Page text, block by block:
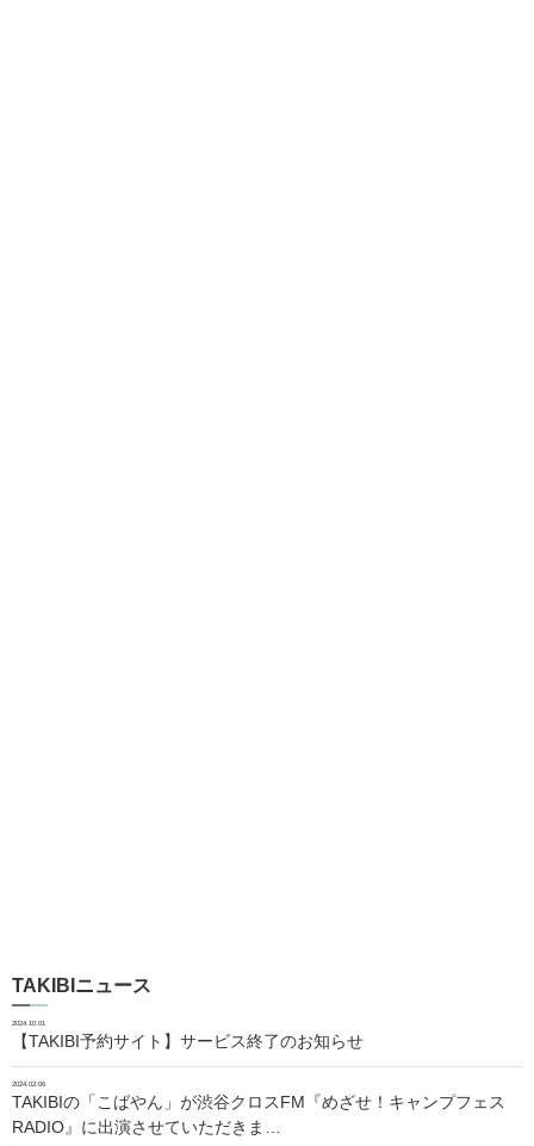
TAKIBIニュース
2024.10.01
【TAKIBI予約サイト】サービス終了のお知らせ
2024.02.06
TAKIBIの「こばやん」が渋谷クロスFM『めざせ！キャンプフェス
RADIO』に出演させていただきま…